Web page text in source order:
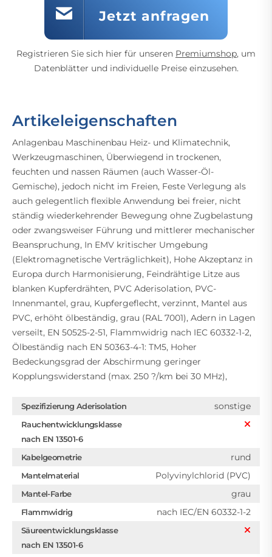
Jetzt anfragen
Registrieren Sie sich hier für unseren Premiumshop, um
Datenblätter und individuelle Preise einzusehen.
Artikeleigenschaften
Anlagenbau Maschinenbau Heiz- und Klimatechnik,
Werkzeugmaschinen, Überwiegend in trockenen,
feuchten und nassen Räumen (auch Wasser-Öl-
Gemische), jedoch nicht im Freien, Feste Verlegung als
auch gelegentlich flexible Anwendung bei freier, nicht
ständig wiederkehrender Bewegung ohne Zugbelastung
oder zwangsweiser Führung und mittlerer mechanischer
Beanspruchung, In EMV kritischer Umgebung
(Elektromagnetische Verträglichkeit), Hohe Akzeptanz in
Europa durch Harmonisierung, Feindrähtige Litze aus
blanken Kupferdrähten, PVC Aderisolation, PVC-
Innenmantel, grau, Kupfergeflecht, verzinnt, Mantel aus
PVC, erhöht ölbeständig, grau (RAL 7001), Adern in Lagen
verseilt, EN 50525-2-51, Flammwidrig nach IEC 60332-1-2,
Ölbeständig nach EN 50363-4-1: TM5, Hoher
Bedeckungsgrad der Abschirmung geringer
Kopplungswiderstand (max. 250 ?/km bei 30 MHz),
Spezifizierung Aderisolation sonstige
Rauchentwicklungsklasse
nach EN 13501-6
Kabelgeometrie
rund
Mantelmaterial Polyvinylchlorid (PVC)
Mantel-Farbe grau
Flammwidrig nach IEC/EN 60332-1-2
Säureentwicklungsklasse
nach EN 13501-6